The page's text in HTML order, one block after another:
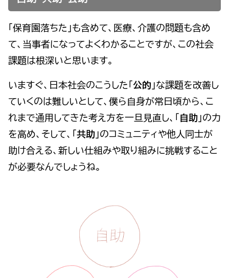
「保育園落ちた」も含めて、医療、介護の問題も含め
て、当事者になってよくわかることですが、この社会
課題は根深いと思います。
いますぐ、日本社会のこうした「 公的 」な課題を改善し
ていくのは難しいとして、僕ら自身が常日頃から、こ
れまで通用してきた考え方を一旦見直し、「
自助 」の力
を高め、そして、「 共助 」のコミュニティや他人同士が
助け合える、新しい仕組みや取り組みに挑戦すること
が必要なんでしょうね。